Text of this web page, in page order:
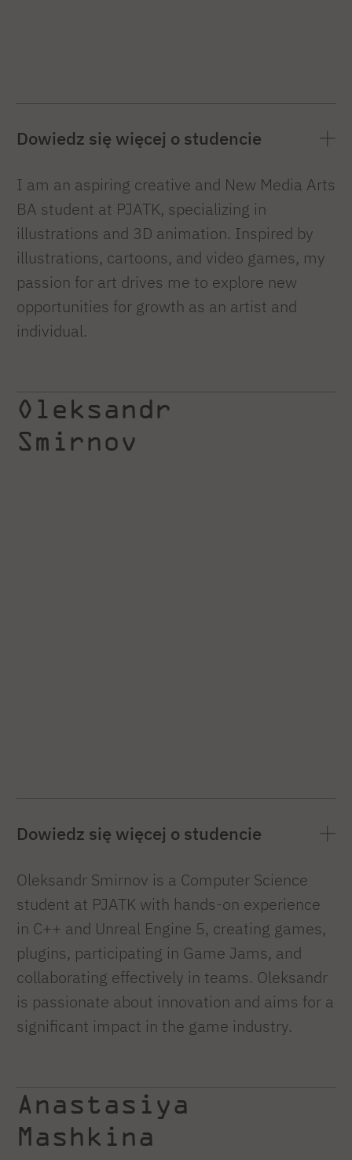
Dowiedz się więcej o studencie
I am an aspiring creative and New Media Arts
BA student at PJATK, specializing in
illustrations and 3D animation. Inspired by
illustrations, cartoons, and video games, my
passion for art drives me to explore new
opportunities for growth as an artist and
individual.
Oleksandr
Smirnov
Dowiedz się więcej o studencie
Oleksandr Smirnov is a Computer Science
student at PJATK with hands-on experience
in C++ and Unreal Engine 5, creating games,
plugins, participating in Game Jams, and
collaborating effectively in teams. Oleksandr
is passionate about innovation and aims for a
significant impact in the game industry.
Anastasiya
Mashkina